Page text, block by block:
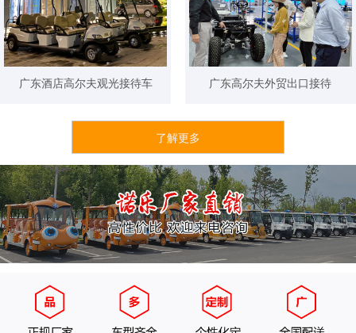
广东酒店高尔夫观光接待车 广东高尔夫外贸出口接待
了解更多